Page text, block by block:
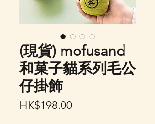
(現貨) mofusand
和菓子貓系列毛公
仔掛飾
HK$198.00價